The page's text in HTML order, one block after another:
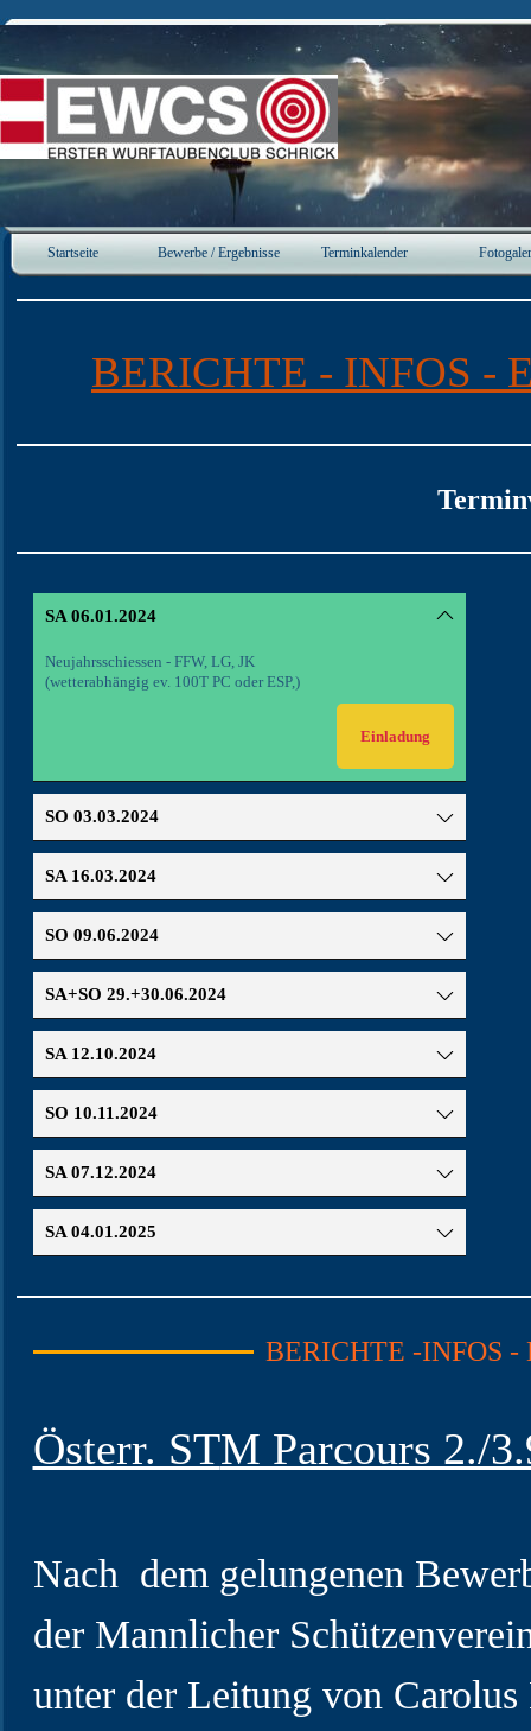
Startseite Bewerbe / Ergebnisse ▼
Terminkalender ▼
BERICHTE - INFOS -
SA 06.01.2024
Neujahrsschiessen - FFW, LG, JK
(wetterabhängig ev. 100T PC oder ESP,)
Einladung
SO 03.03.2024
SA 16.03.2024
SO 09.06.2024
SA+SO 29.+30.06.2024
SA 12.10.2024
SO 10.11.2024
SA 07.12.2024
SA 04.01.2025
BERICHTE -INFOS -
Österr. STM Parcours 2./
Nach dem gelungenen
der Mannlicher
unter der Leitung von